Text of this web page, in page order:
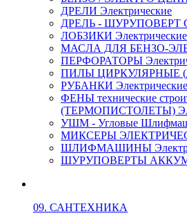
ДРЕЛИ Электрические
ДРЕЛЬ - ШУРУПОВЕРТ
ЛОБЗИКИ Электрические
МАСЛА ДЛЯ БЕНЗО-
ПЕРФОРАТОРЫ
ПИЛЫ ЦИРКУЛЯРНЫЕ
РУБАНКИ Электрические
ФЕНЫ технические
(ТЕРМОПИСТОЛЕТЫ)
УШМ - Угловые
МИКСЕРЫ
ШЛИФМАШИНЫ
ШУРУПОВЕРТЫ
09. САНТЕХНИКА